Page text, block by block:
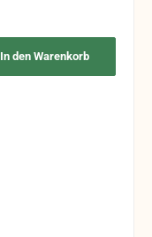
In den Warenkorb